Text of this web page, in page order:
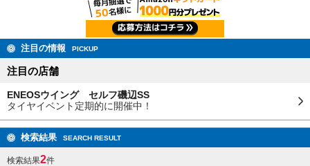
注目の情報 PICKUP
注目の店舗
ENEOSウイング セルフ磯辺SS
タイヤイベント定期的に開催中！
検索結果 SEARCH RESULT
検索結果2件